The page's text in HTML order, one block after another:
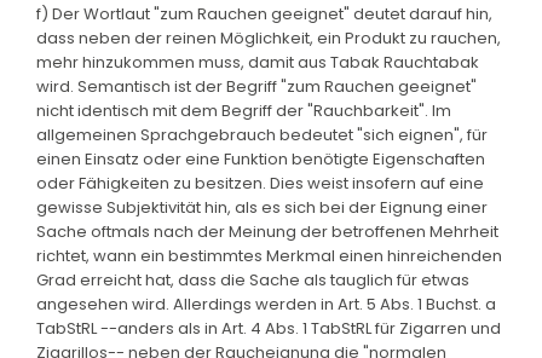
f) Der Wortlaut "zum Rauchen geeignet" deutet darauf hin,
dass neben der reinen Möglichkeit, ein Produkt zu rauchen,
mehr hinzukommen muss, damit aus Tabak Rauchtabak
wird. Semantisch ist der Begriff "zum Rauchen geeignet"
nicht identisch mit dem Begriff der "Rauchbarkeit". Im
allgemeinen Sprachgebrauch bedeutet "sich eignen", für
einen Einsatz oder eine Funktion benötigte Eigenschaften
oder Fähigkeiten zu besitzen. Dies weist insofern auf eine
gewisse Subjektivität hin, als es sich bei der Eignung einer
Sache oftmals nach der Meinung der betroffenen Mehrheit
richtet, wann ein bestimmtes Merkmal einen hinreichenden
Grad erreicht hat, dass die Sache als tauglich für etwas
angesehen wird. Allerdings werden in Art. 5 Abs. 1 Buchst. a
TabStRL --anders als in Art. 4 Abs. 1 TabStRL für Zigarren und
Zigarillos-- neben der Raucheignung die "normalen